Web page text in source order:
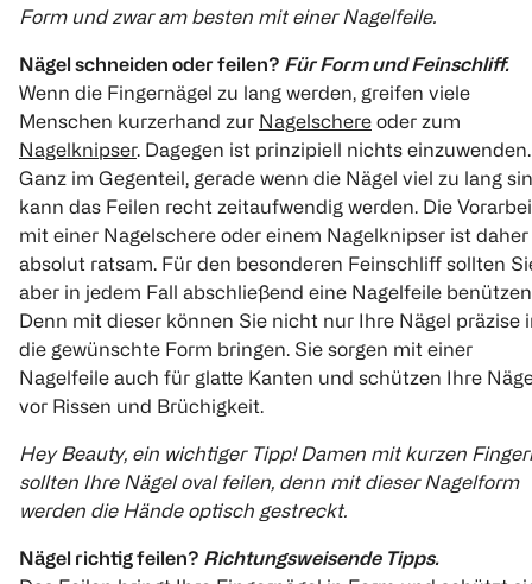
Form und zwar am besten mit einer Nagelfeile.
Nägel schneiden oder feilen? Für Form und Feinschliff.
Wenn die Fingernägel zu lang werden, greifen viele
Menschen kurzerhand zur Nagelschere oder zum
Nagelknipser. Dagegen ist prinzipiell nichts einzuwenden.
Ganz im Gegenteil, gerade wenn die Nägel viel zu lang
kann das Feilen recht zeitaufwendig werden. Die
mit einer Nagelschere oder einem Nagelknipser ist daher
absolut ratsam. Für den besonderen Feinschliff sollten
aber in jedem Fall abschließend eine Nagelfeile
Denn mit dieser können Sie nicht nur Ihre Nägel präzise
die gewünschte Form bringen. Sie sorgen mit einer
Nagelfeile auch für glatte Kanten und schützen Ihre
vor Rissen und Brüchigkeit.
Hey Beauty, ein wichtiger Tipp! Damen mit kurzen
sollten Ihre Nägel oval feilen, denn mit dieser Nagelform
werden die Hände optisch gestreckt.
Nägel richtig feilen? Richtungsweisende Tipps.